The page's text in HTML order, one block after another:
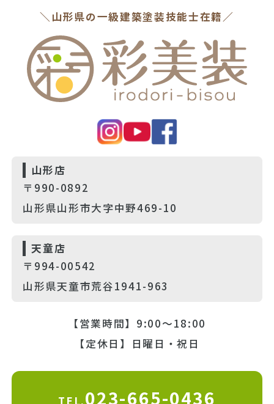
＼山形県の一級建築塗装技能士在籍／
山形店
〒990-0892
山形県山形市大字中野469-10
天童店
〒994-00542
山形県天童市荒谷1941-963
【営業時間】9:00～18:00
【定休日】日曜日・祝日
TEL.023-665-0436